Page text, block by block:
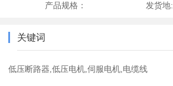
产品规格： 发货地:
关键词
低压断路器,低压电机,伺服电机,电缆线